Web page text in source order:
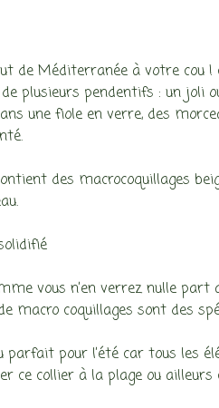
de Méditerranée à votre cou !
plusieurs pendentifs : un joli
une fiole en verre, des
des macrocoquillages
vous n’en verrez nulle part
macro coquillages sont des
parfait pour l’été car tous les
ce collier à la plage ou